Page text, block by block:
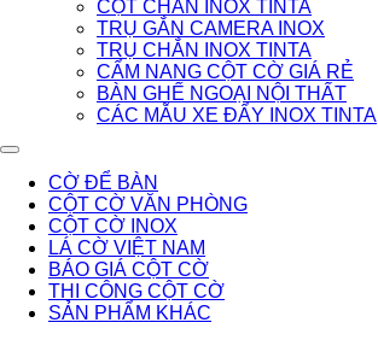
CỘT CHẮN INOX TINTA
TRỤ GẮN CAMERA INOX
TRỤ CHẮN INOX TINTA
CẨM NANG CỘT CỜ GIÁ RẺ
BÀN GHẾ NGOẠI NỘI THẤT
CÁC MẪU XE ĐẨY INOX TINTA
CỜ ĐỂ BÀN
CỘT CỜ VĂN PHÒNG
CỘT CỜ INOX
LÁ CỜ VIỆT NAM
BÁO GIÁ CỘT CỜ
THI CÔNG CỘT CỜ
SẢN PHẨM KHÁC